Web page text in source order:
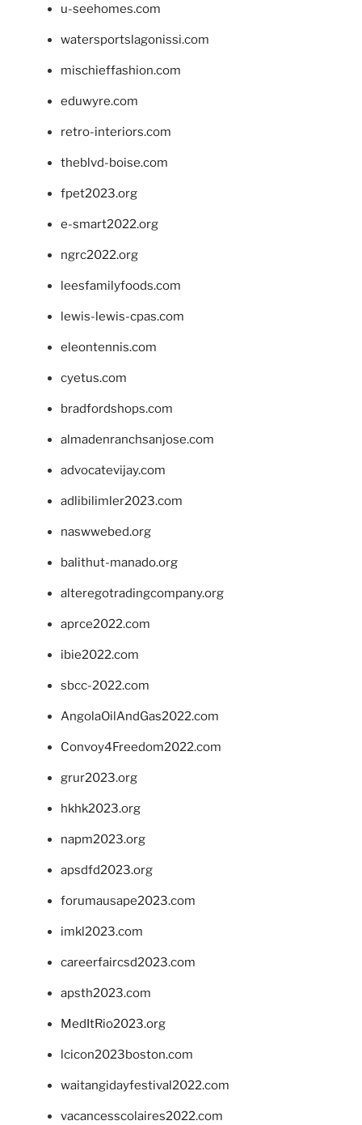
u-seehomes.com
watersportslagonissi.com
mischieffashion.com
eduwyre.com
retro-interiors.com
theblvd-boise.com
fpet2023.org
e-smart2022.org
ngrc2022.org
leesfamilyfoods.com
lewis-lewis-cpas.com
eleontennis.com
cyetus.com
bradfordshops.com
almadenranchsanjose.com
advocatevijay.com
adlibilimler2023.com
naswwebed.org
balithut-manado.org
alteregotradingcompany.org
aprce2022.com
ibie2022.com
sbcc-2022.com
AngolaOilAndGas2022.com
Convoy4Freedom2022.com
grur2023.org
hkhk2023.org
napm2023.org
apsdfd2023.org
forumausape2023.com
imkl2023.com
careerfaircsd2023.com
apsth2023.com
MedItRio2023.org
lcicon2023boston.com
waitangidayfestival2022.com
vacancesscolaires2022.com